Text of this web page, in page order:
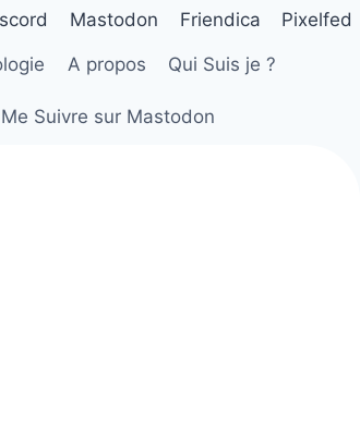
Mastodon Friendica Pixelfed
A propos Qui Suis je ?
Me Suivre sur Mastodon